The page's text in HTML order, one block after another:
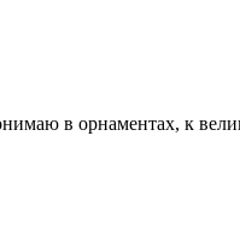
в орнаментах, к